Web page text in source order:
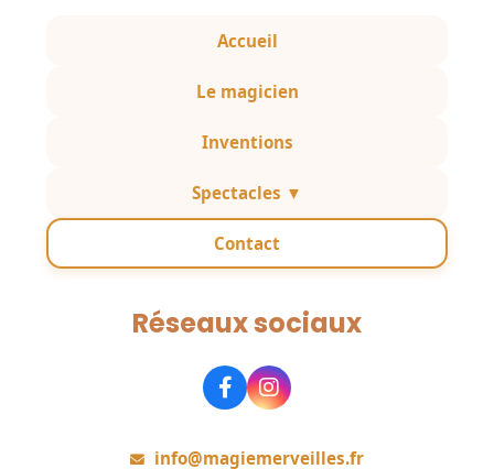
Accueil
Le magicien
Inventions
Spectacles ▼
Contact
Réseaux sociaux
info@magiemerveilles.fr